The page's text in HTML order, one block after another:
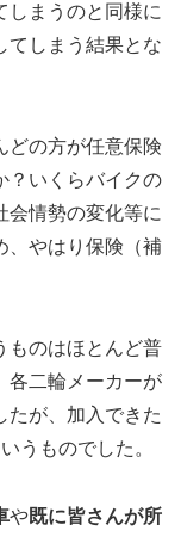
しまうのと同様に
てしまう結果とな
どの方が任意保険
？いくらバイクの
会情勢の変化等に
、やはり保険（補
ものはほとんど普
各二輪メーカーが
たが、加入できた
うものでした。
や既に皆さんが所